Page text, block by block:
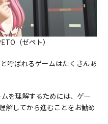
（ゼペト）
呼ばれるゲームはたくさんあ
を理解するためには、ゲー
解してから進むことをお勧め